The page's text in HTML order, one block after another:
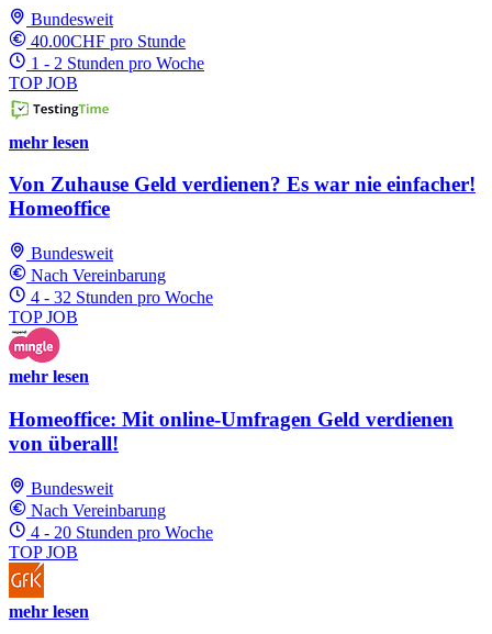
Bundesweit
40.00CHF pro Stunde
1 - 2 Stunden pro Woche
TOP JOB
mehr lesen
Von Zuhause Geld verdienen? Es war nie einfacher!
Homeoffice
Bundesweit
Nach Vereinbarung
4 - 32 Stunden pro Woche
TOP JOB
mehr lesen
Homeoffice: Mit online-Umfragen Geld verdienen
von überall!
Bundesweit
Nach Vereinbarung
4 - 20 Stunden pro Woche
TOP JOB
mehr lesen